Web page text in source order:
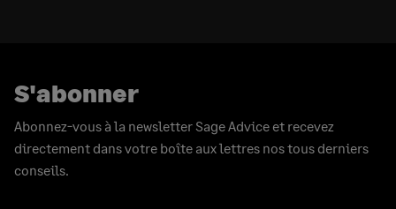
S'abonner
Abonnez-vous à la newsletter Sage Advice et recevez
directement dans votre boîte aux lettres nos tous derniers
conseils.